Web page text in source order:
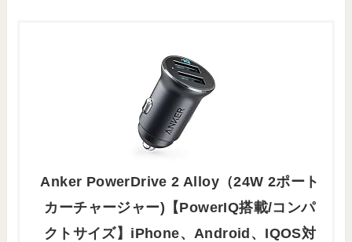
Anker PowerDrive 2 Alloy（24W 2ポート
カーチャージャー)【PowerIQ搭載/コンパ
クトサイズ】iPhone、Android、IQOS対